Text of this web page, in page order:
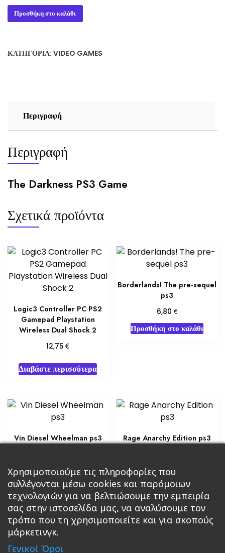
The
Darkness
ποσότητα
Προσθήκη στο καλάθι
ΚΑΤΗΓΟΡΊΑ: VIDEO GAMES
Περιγραφή
Περιγραφή
The Darkness PS3 Game
Σχετικά προϊόντα
Logic3 Controller PC PS2
Gamepad Playstation
Wireless Dual Shock 2
12,75€
Διαβάστε περισσότερα
Borderlands! The pre-sequel
ps3
6,80 €
Προσθήκη στο καλάθι
Vin Diesel Wheelman ps3
Προσθήκη στο καλάθι
Rage Anarchy Edition ps3
Προσθήκη στο καλάθι
Κεντρική Βιβλία
Χρησιμοποιούμε τις πληροφορίες που
συλλέγονται μέσω cookies και παρόμοιων
τεχνολογιών για να βελτιώσουμε την εμπειρία
σας στην ιστοσελίδα μας, να αναλύσουμε τον
τρόπο που τη χρησιμοποιείτε και για σκοπούς
μάρκετινγκ.
Γενικοί Όροι